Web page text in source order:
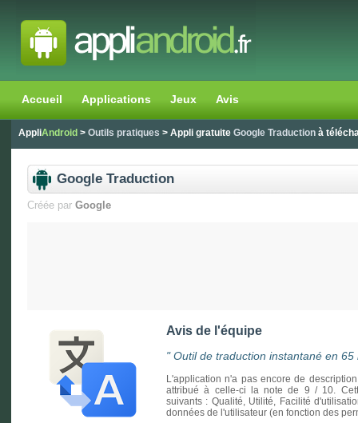
Accueil Applications Jeux Avis
AppliAndroid > Outils pratiques > Appli gratuite Google Traduction à
Google Traduction
Créée par Google
Avis de l'équipe
"Outil de traduction instantané en 65
L'application n'a pas encore de
attribué à celle-ci la note de 9 / 10.
suivants : Qualité, Utilité, Facilité
données de l'utilisateur (en fonction des